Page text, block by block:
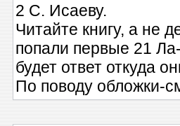
2 С. Исаеву.
Читайте книгу, а не
попали первые 21
будет ответ откуда
По поводу обложки-